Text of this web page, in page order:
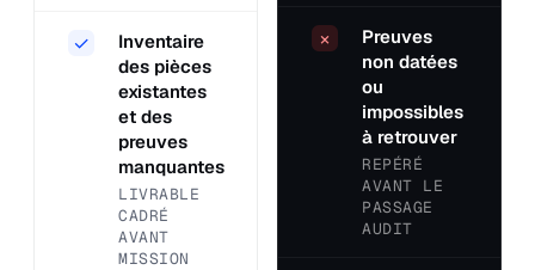
✓
Inventaire
des pièces
existantes
et des
preuves
manquantes
LIVRABLE
CADRÉ
AVANT
MISSION
×
Preuves
non datées
ou
impossibles
à retrouver
REPÉRÉ
AVANT LE
PASSAGE
AUDIT